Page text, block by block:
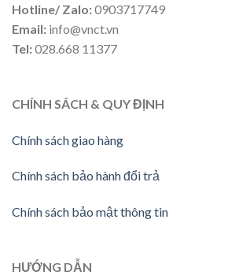
Hotline/ Zalo:0903717749
Email: info@vnct.vn
Tel:028.668 11377
CHÍNH SÁCH & QUY ĐỊNH
Chính sách giao hàng
Chính sách bảo hành đổi trả
Chính sách bảo mật thông tin
HƯỚNG DẪN